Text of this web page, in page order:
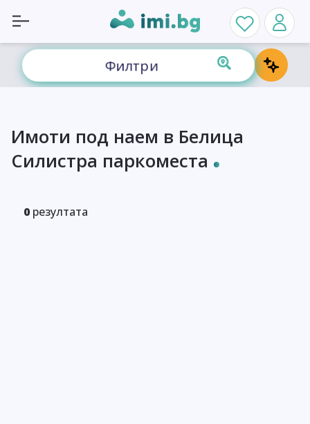
Филтри
Имоти под наем в Белица
Силистра паркоместа
0 резултата